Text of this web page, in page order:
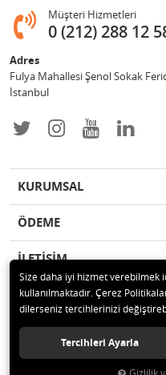
Müşteri Hizmetleri
0 (212) 288 12
Adres
Fulya Mahallesi Şenol Sokak
İstanbul
KURUMSAL
ÖDEME
İLETİŞİM
© 2019 Enotek Mühendislik ve
Size daha iyi hizmet
kullanılmaktadır. Çerez
dilerseniz tercihlerinizi
Tercihleri Ayarla